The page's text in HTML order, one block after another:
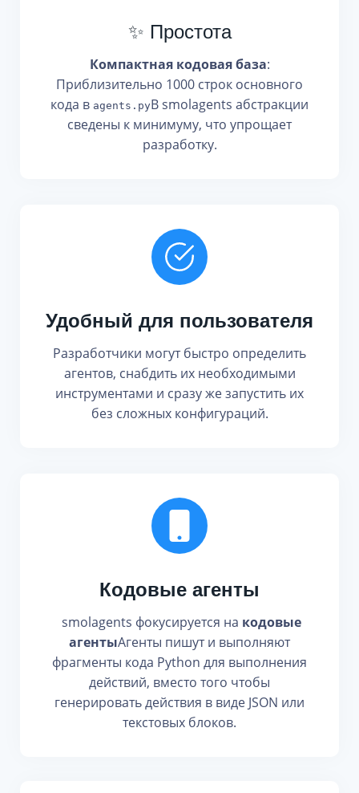
✨ Простота
Компактная кодовая база:
Приблизительно 1000 строк основного
кода в agents.pyВ smolagents абстракции
сведены к минимуму, что упрощает
разработку.
Удобный для пользователя
Разработчики могут быстро определить
агентов, снабдить их необходимыми
инструментами и сразу же запустить их
без сложных конфигураций.
Кодовые агенты
smolagents фокусируется на кодовые
агентыАгенты пишут и выполняют
фрагменты кода Python для выполнения
действий, вместо того чтобы
генерировать действия в виде JSON или
текстовых блоков.